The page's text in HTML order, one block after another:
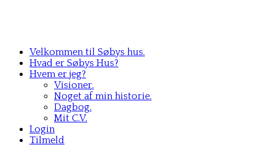
Velkommen til Søbys hus.
Hvad er Søbys Hus?
Hvem er jeg?
Visioner.
Noget af min historie.
Dagbog.
Mit C.V.
Login
Tilmeld